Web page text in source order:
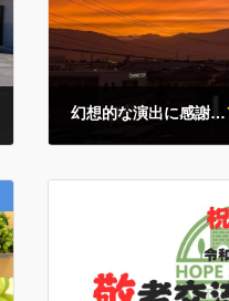
幻想的な演出に感謝…
午後５時３０分を少し
主任職員たちの手を止
少しだけ目を向けてみる
たことは当たり前ではな
ない当たり前 […]